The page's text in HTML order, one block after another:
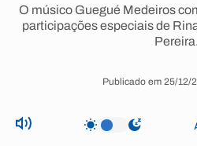
O músico Guegué Medeiros
participações especiais de
Pereira.
Publicado em 25/12/